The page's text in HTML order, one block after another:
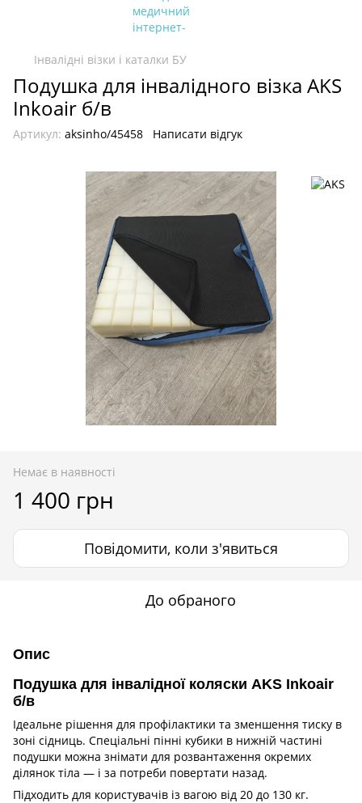
Інвалідні візки і каталки БУ
Подушка для інвалідного візка AKS
Inkoair б/в
Артикул: aksinho/45458 Написати відгук
Немає в наявності
1 400 грн
Повідомити, коли з'явиться
До обраного
Опис
Подушка для інвалідної коляски AKS Inkoair
б/в
Ідеальне рішення для профілактики та зменшення тиску в
зоні сідниць. Спеціальні пінні кубики в нижній частині
подушки можна знімати для розвантаження окремих
ділянок тіла — і за потреби повертати назад.
Підходить для користувачів із вагою від 20 до 130 кг.